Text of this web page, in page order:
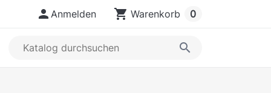
Anmelden shopping_cart Warenkorb 0
search